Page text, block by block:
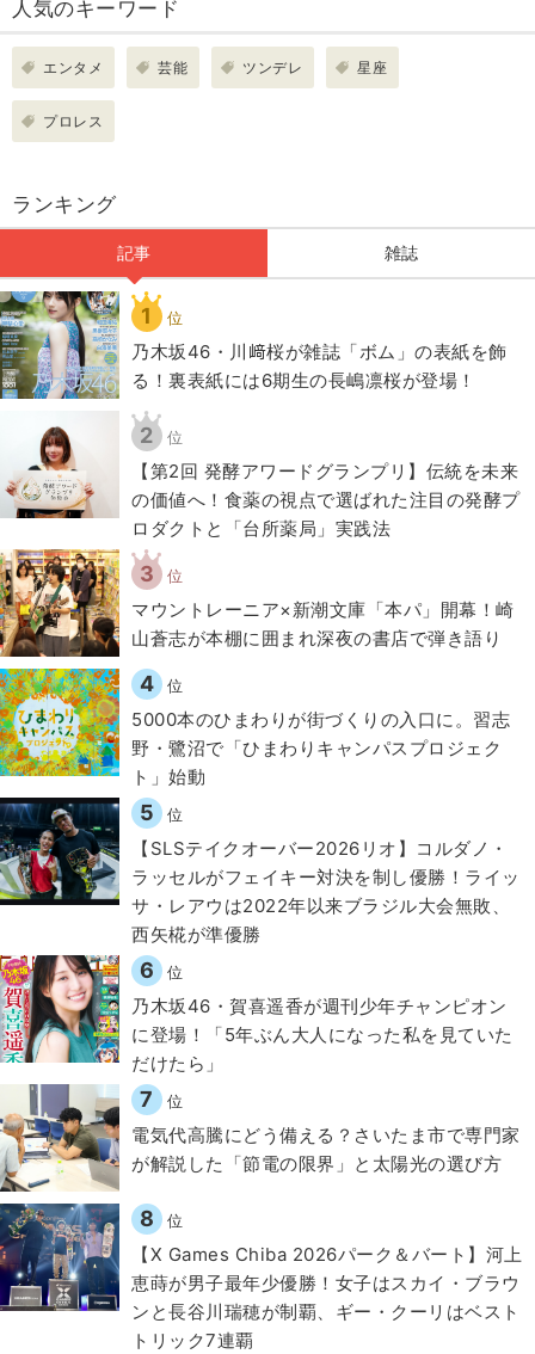
人気のキーワード
エンタメ 芸能 ツンデレ 星座
プロレス
ランキング
記事 雑誌
1 位
乃木坂46・川﨑桜が雑誌「ボム」の表紙を飾
る！裏表紙には6期生の長嶋凛桜が登場！
2 位
【第2回 発酵アワードグランプリ】伝統を未来
の価値へ！食薬の視点で選ばれた注目の発酵プ
ロダクトと「台所薬局」実践法
3 位
マウントレーニア×新潮文庫「本パ」開幕！崎
山蒼志が本棚に囲まれ深夜の書店で弾き語り
4 位
5000本のひまわりが街づくりの入口に。習志
野・鷺沼で「ひまわりキャンパスプロジェク
ト」始動
5 位
【SLSテイクオーバー2026リオ】コルダノ・
ラッセルがフェイキー対決を制し優勝！ライッ
サ・レアウは2022年以来ブラジル大会無敗、
西矢椛が準優勝
6 位
乃木坂46・賀喜遥香が週刊少年チャンピオン
に登場！「5年ぶん大人になった私を見ていた
だけたら」
7 位
電気代高騰にどう備える？さいたま市で専門家
が解説した「節電の限界」と太陽光の選び方
8 位
【X Games Chiba 2026パーク＆バート】河上
恵蒔が男子最年少優勝！女子はスカイ・ブラウ
ンと長谷川瑞穂が制覇、ギー・クーリはベスト
トリック7連覇